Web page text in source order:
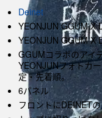
Deinet
YEONJUN GGUM X
YEONJUN GGUM X
GGUMコラボのアイ
YEONJUNフォトカ
定・先着順。
6パネル
フロントにDEINET